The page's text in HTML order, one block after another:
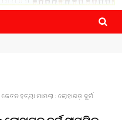
ଉମା ଶଙ୍କର ସିଂହଙ୍କ ...
କେତନ ହତ୍ୟା ମାମଲା : ଲୋହାଗଡ଼ ଦୁର୍ଗ